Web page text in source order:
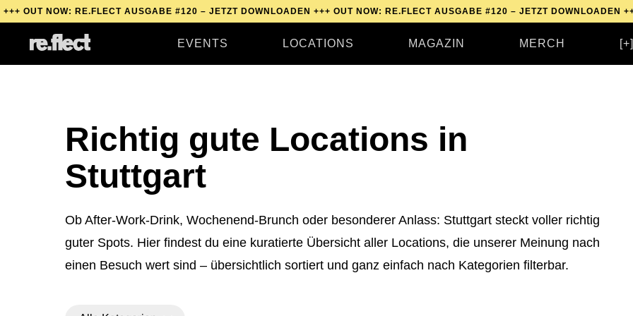
NOW: RE.FLECT AUSGABE #120 – JETZT DOWNLOADEN +++OUT NOW: RE.FLECT AUSGABE #120 – JETZT DOWNLOADEN +++OUT
EVENTS LOCATIONS MAGAZIN MERCH [+]
Richtig gute Locations in
Stuttgart
Ob After-Work-Drink, Wochenend-Brunch oder besonderer Anlass: Stuttgart steckt voller richtig
guter Spots. Hier findest du eine kuratierte Übersicht aller Locations, die unserer Meinung nach
einen Besuch wert sind – übersichtlich sortiert und ganz einfach nach Kategorien filterbar.